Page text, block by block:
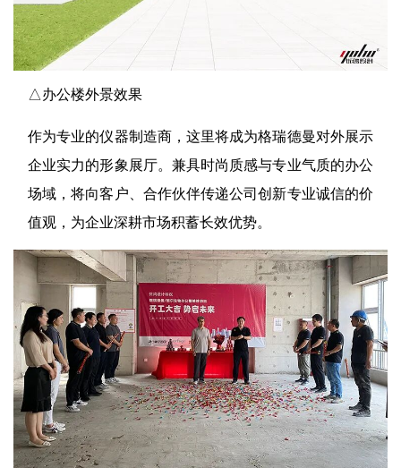
△办公楼外景效果
作为专业的仪器制造商，这里将成为格瑞德曼对外展示
企业实力的形象展厅。兼具时尚质感与专业气质的办公
场域，将向客户、合作伙伴传递公司创新专业诚信的价
值观，为企业深耕市场积蓄长效优势。